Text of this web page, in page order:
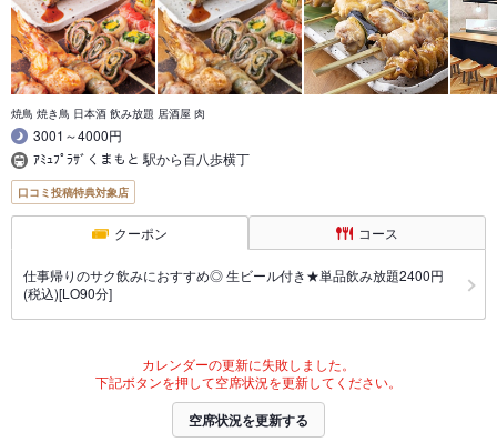
焼鳥 焼き鳥 日本酒 飲み放題 居酒屋 肉
3001～4000円
ｱﾐｭﾌﾟﾗｻﾞくまもと 駅から百八歩横丁
口コミ投稿特典対象店
クーポン コース
仕事帰りのサク飲みにおすすめ◎ 生ビール付き★単品飲み放題2400円
(税込)[LO90分]
カレンダーの更新に失敗しました。
下記ボタンを押して空席状況を更新してください。
空席状況を更新する